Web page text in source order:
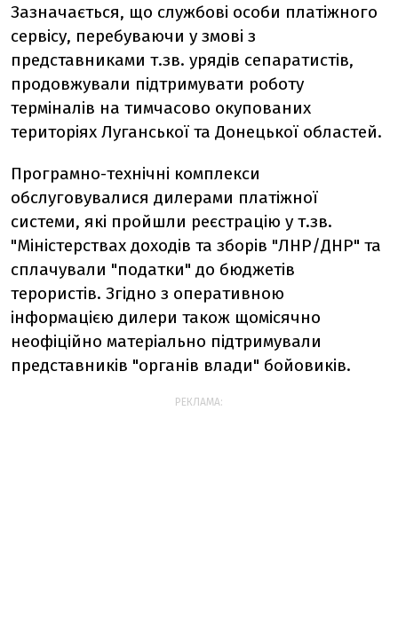
Зазначається, що службові особи платіжного
сервісу, перебуваючи у змові з
представниками т.зв. урядів сепаратистів,
продовжували підтримувати роботу
терміналів на тимчасово окупованих
територіях Луганської та Донецької областей.
Програмно-технічні комплекси
обслуговувалися дилерами платіжної
системи, які пройшли реєстрацію у т.зв.
"Міністерствах доходів та зборів "ЛНР/ДНР" та
сплачували "податки" до бюджетів
терористів. Згідно з оперативною
інформацією дилери також щомісячно
неофіційно матеріально підтримували
представників "органів влади" бойовиків.
РЕКЛАМА: